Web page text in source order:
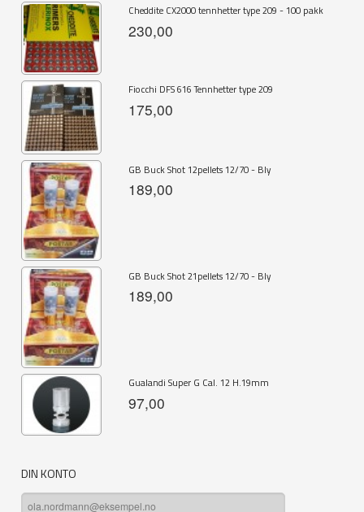
Cheddite CX2000 tennhetter type 209 - 100 pakk
230,00
Fiocchi DFS 616 Tennhetter type 209
175,00
GB Buck Shot 12pellets 12/70 - Bly
189,00
GB Buck Shot 21pellets 12/70 - Bly
189,00
Gualandi Super G Cal. 12 H.19mm
97,00
DIN KONTO